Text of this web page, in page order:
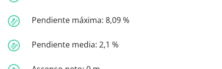
Pendiente máxima: 8,09 %
Pendiente media: 2,1 %